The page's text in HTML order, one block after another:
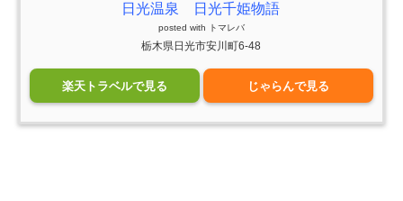
日光温泉 日光千姫物語
posted with トマレバ
栃木県日光市安川町6-48
楽天トラベルで見る じゃらんで見る